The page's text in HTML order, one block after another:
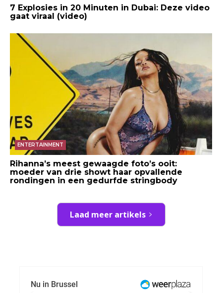
7 Explosies in 20 Minuten in Dubai: Deze video
gaat viraal (video)
ENTERTAINMENT
Rihanna’s meest gewaagde foto’s ooit:
moeder van drie showt haar opvallende
rondingen in een gedurfde stringbody
Laad meer artikels